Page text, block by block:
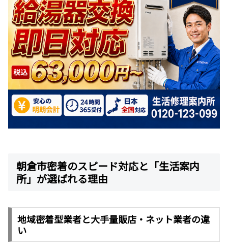
朝倉市密着のスピード対応と「生活案内
所」が選ばれる理由
地域密着型業者と大手量販店・ネット業者の違
い